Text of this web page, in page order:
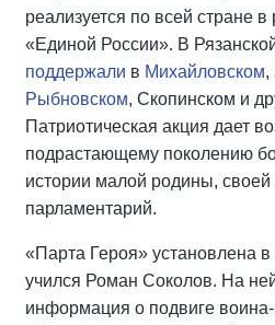
реализуется по всей стране в
«Единой России». В
поддержали в Михайловском,
Рыбновском, Скопинском и
Патриотическая акция дает
подрастающему поколению
истории малой родины,
парламентарий.
«Парта Героя» установлена в
учился Роман Соколов. На
информация о подвиге